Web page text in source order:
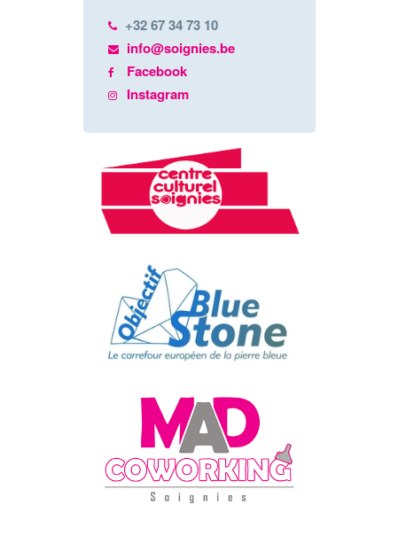
+32 67 34 73 10
info@soignies.be
Facebook
Instagram